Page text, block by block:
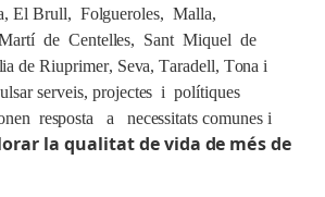
, El Brull, Folgueroles, Malla,
artídeCentelles, Sant Miquel de
liadeRiuprimer, Seva,Taradell, Tona i
ulsarserveis, projectes ipolítiques
n resposta anecessitatscomunes i
orar la qualitatde vida de més de